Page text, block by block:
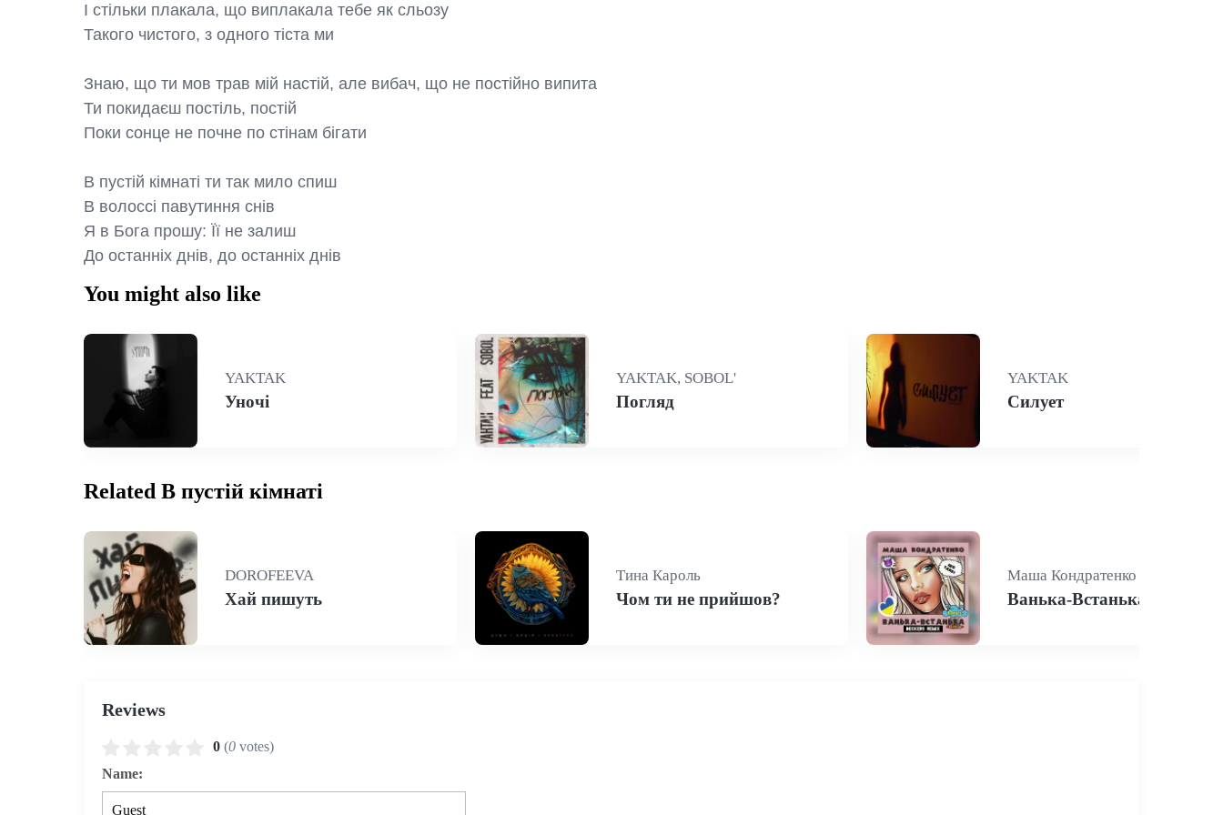
І стільки плакала, що виплакала тебе як сльозу
Такого чистого, з одного тіста ми
Знаю, що ти мов трав мій настій, але вибач, що не постійно випита
Ти покидаєш постіль, постій
Поки сонце не почне по стінам бігати
В пустій кімнаті ти так мило спиш
В волоссі павутиння снів
Я в Бога прошу: Її не залиш
До останніх днів, до останніх днів
You might also like
YAKTAK
Уночі
YAKTAK, SOBOL'
Погляд
YAKTAK
Силует
Related В пустій кімнаті
DOROFEEVA
Хай пишуть
Тина Кароль
Чом ти не прийшов?
Маша Кондратенко
Ванька-Встанька
Reviews
0 (0 votes)
Name: